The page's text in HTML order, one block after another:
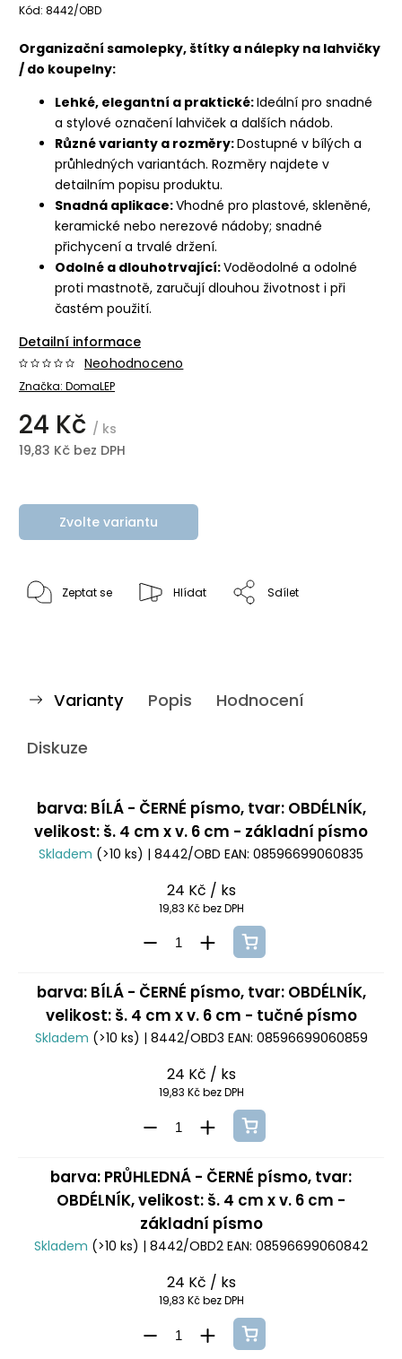
Kód: 8442/OBD
Organizační samolepky, štítky a nálepky na lahvičky
/ do koupelny:
Lehké, elegantní a praktické:Ideální pro snadné
a stylové označení lahviček a dalších nádob.
Různé varianty a rozměry:Dostupné v bílých a
průhledných variantách. Rozměry najdete v
detailním popisu produktu.
Snadná aplikace:Vhodné pro plastové, skleněné,
keramické nebo nerezové nádoby; snadné
přichycení a trvalé držení.
Odolné a dlouhotrvající:Voděodolné a odolné
proti mastnotě, zaručují dlouhou životnost i při
častém použití.
Detailní informace
Značka: DomaLEP
Neohodnoceno
24 Kč / ks
19,83 Kč bez DPH
Zvolte variantu
Zeptat se Hlídat Sdílet
Varianty Popis Hodnocení
Diskuze
barva: BÍLÁ - ČERNÉ písmo, tvar: OBDÉLNÍK,
velikost: š. 4 cm x v. 6 cm - základní písmo
Skladem (>10 ks) | 8442/OBD EAN: 08596699060835
24 Kč / ks
19,83 Kč bez DPH
barva: BÍLÁ - ČERNÉ písmo, tvar: OBDÉLNÍK,
velikost: š. 4 cm x v. 6 cm - tučné písmo
Skladem (>10 ks) | 8442/OBD3 EAN: 08596699060859
24 Kč / ks
19,83 Kč bez DPH
barva: PRŮHLEDNÁ - ČERNÉ písmo, tvar:
OBDÉLNÍK, velikost: š. 4 cm x v. 6 cm -
základní písmo
Skladem (>10 ks) | 8442/OBD2 EAN: 08596699060842
24 Kč / ks
19,83 Kč bez DPH